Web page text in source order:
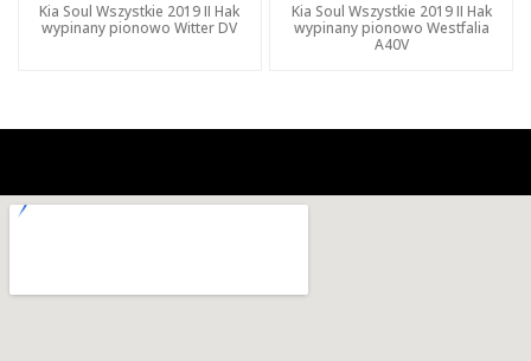
Kia Soul Wszystkie 2019 II Hak
wypinany pionowo Witter DV
Kia Soul Wszystkie 2019 II Hak
wypinany pionowo Westfalia
A40V